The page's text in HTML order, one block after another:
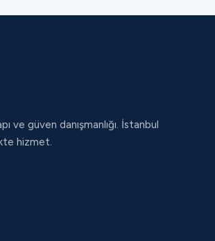
ve güven danışmanlığı. İstanbul
hizmet.